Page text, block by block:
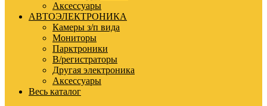
Аксессуары
АВТОЭЛЕКТРОНИКА
Камеры з/п вида
Мониторы
Парктроники
В/регистраторы
Другая электроника
Аксессуары
Весь каталог